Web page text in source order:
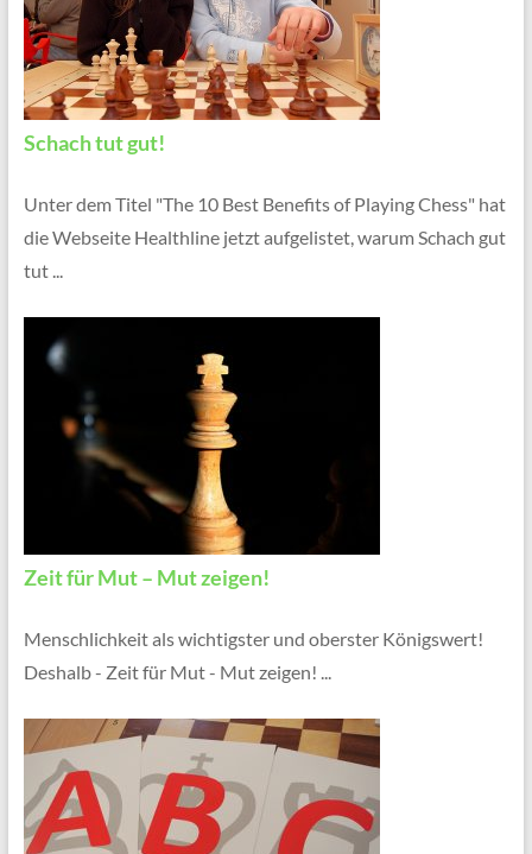
Schach tut gut!
Unter dem Titel "The 10 Best Benefits of Playing Chess" hat
die Webseite Healthline jetzt aufgelistet, warum Schach gut
tut ...
Zeit für Mut – Mut zeigen!
Menschlichkeit als wichtigster und oberster Königswert!
Deshalb - Zeit für Mut - Mut zeigen! ...